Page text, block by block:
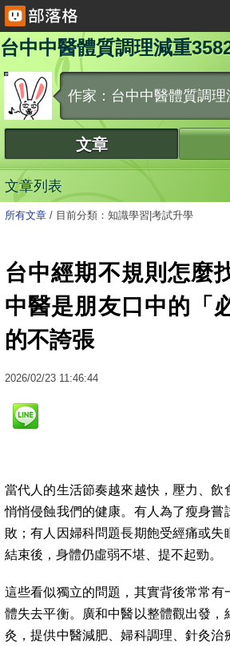
台中中醫體質調理減重
作家：台中中醫體質調理
文章
文章列表
所有文章 / 目前分類：知識學習|考試升學
台中經期不規則怎麼
中醫是朋友口中的「
的不誇張
2026/02/23 11:46:44
當代人的生活節奏越來越快，壓力、飲
悄悄侵蝕我們的健康。有人為了瘦身嘗
敗；有人因婦科問題長期飽受經痛或失
結束後，身體仍虛弱不堪、提不起勁。
這些看似獨立的問題，其實背後常常
體失去平衡。廣和中醫以整體觀出發，
灸，提供中醫減肥、婦科調理、針灸治